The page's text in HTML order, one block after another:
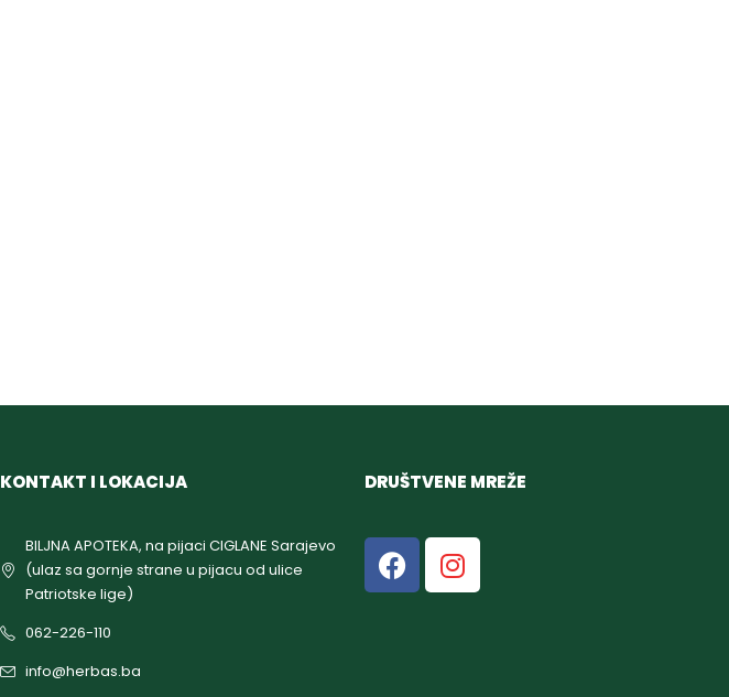
KONTAKT I LOKACIJA
BILJNA APOTEKA, na pijaci CIGLANE Sarajevo
(ulaz sa gornje strane u pijacu od ulice
Patriotske lige)
062-226-110
info@herbas.ba
DRUŠTVENE MREŽE